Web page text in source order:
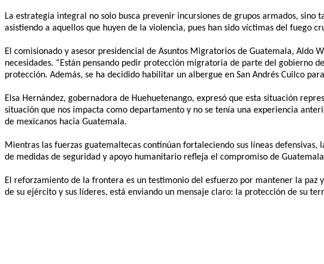
La estrategia integral no solo busca prevenir incursiones de grupos armados, sino
asistiendo a aquellos que huyen de la violencia, pues han sido víctimas del fuego
El comisionado y asesor presidencial de Asuntos Migratorios de Guatemala, Aldo
necesidades. “Están pensando pedir protección migratoria de parte del gobierno
protección. Además, se ha decidido habilitar un albergue en San Andrés Cuilco
Elsa Hernández, gobernadora de Huehuetenango, expresó que esta situación
situación que nos impacta como departamento y no se tenía una experiencia
de mexicanos hacia Guatemala.
Mientras las fuerzas guatemaltecas continúan fortaleciendo sus líneas
de medidas de seguridad y apoyo humanitario refleja el compromiso de
El reforzamiento de la frontera es un testimonio del esfuerzo por mantener la
de su ejército y sus líderes, está enviando un mensaje claro: la protección de su